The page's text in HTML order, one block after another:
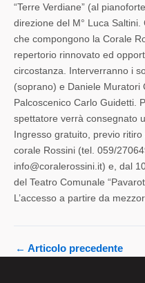
“Terre Verdiane” (al
direzione del M° Luca
che compongono la Corale
repertorio rinnovato ed
circostanza. Interverranno i
(soprano) e Daniele
Palcoscenico Carlo Guidetti.
spettatore verrà consegnato
Ingresso gratuito, previo
corale Rossini (tel. 059/
info@coralerossini.it) e, dal
del Teatro Comunale
L’accesso a partire da
← Articolo precedente